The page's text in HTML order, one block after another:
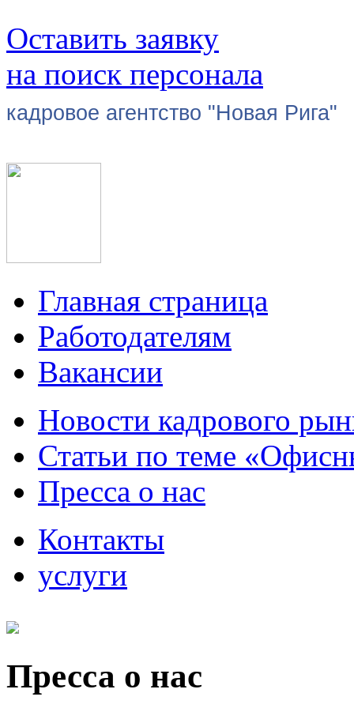
Оставить заявку
на поиск персонала
кадровое агентство "Новая Рига"
Главная страница
Работодателям
Вакансии
Новости кадрового
Статьи по теме
Пресса о нас
Контакты
услуги
Пресса о нас